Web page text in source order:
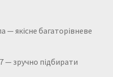
— якісне багаторівневе
— зручно підбирати